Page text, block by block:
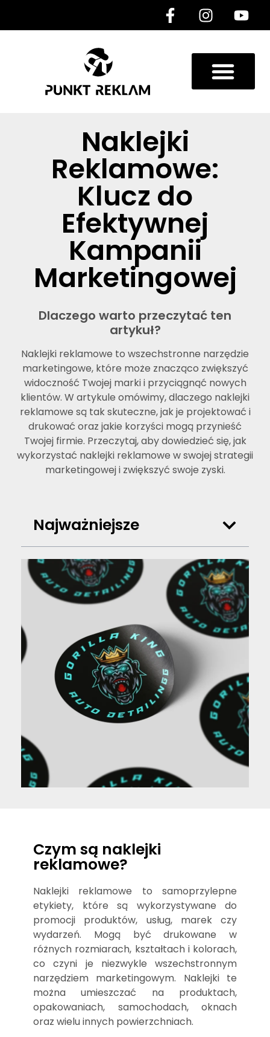
Naklejki
Reklamowe:
Klucz do
Efektywnej
Kampanii
Marketingowej
Dlaczego warto przeczytać ten
artykuł?
Naklejki reklamowe to wszechstronne narzędzie
marketingowe, które może znacząco zwiększyć
widoczność Twojej marki i przyciągnąć nowych
klientów. W artykule omówimy, dlaczego naklejki
reklamowe są tak skuteczne, jak je projektować i
drukować oraz jakie korzyści mogą przynieść
Twojej firmie. Przeczytaj, aby dowiedzieć się, jak
wykorzystać naklejki reklamowe w swojej strategii
marketingowej i zwiększyć swoje zyski.
Najważniejsze
Czym są naklejki
reklamowe?
Naklejki reklamowe to samoprzylepne
etykiety, które są wykorzystywane do
promocji produktów, usług, marek czy
wydarzeń. Mogą być drukowane w
różnych rozmiarach, kształtach i kolorach,
co czyni je niezwykle wszechstronnym
narzędziem marketingowym. Naklejki te
można umieszczać na produktach,
opakowaniach, samochodach, oknach
oraz wielu innych powierzchniach.